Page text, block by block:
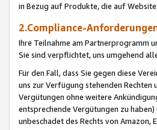
in Bezug auf Produkte, die auf
2.Compliance-
Ihre Teilnahme am Partnerprogramm
Sie sind verpflichtet, uns umgehend
Für den Fall, dass Sie gegen diese
uns zur Verfügung stehenden Rechten
Vergütungen ohne weitere
entsprechende Vergütungen zu
unbeschadet des Rechts von